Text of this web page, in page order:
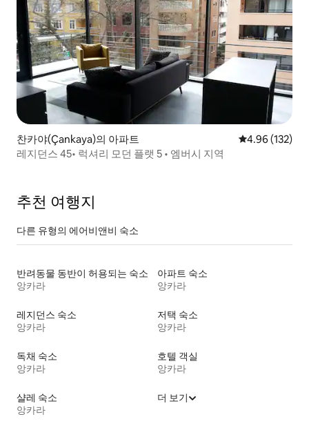
찬카야(Çankaya)의 아파트 평점 4.96점(5
4.96 (132)
레지던스 45• 럭셔리 모던 플랫 5 • 엠버시 지역
추천 여행지
다른 유형의 에어비앤비 숙소
반려동물 동반이 허용되는 숙소
앙카라
아파트 숙소
앙카라
레지던스 숙소
앙카라
저택 숙소
앙카라
독채 숙소
앙카라
호텔 객실
앙카라
샬레 숙소
앙카라
더 보기